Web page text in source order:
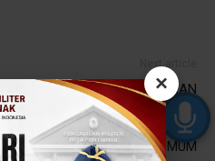
×
Next article
KETUA MA MEMBERIKAN
PENGHARGAAN
PENINGKATAN KINERJA
BADAN PERADILAN UMUM